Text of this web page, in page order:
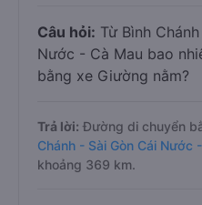
Câu hỏi: Từ Bình
Nước - Cà Mau bao
bằng xe Giường nằm?
Trả lời: Đường di chuyển
Chánh - Sài Gòn Cái Nước
khoảng 369 km.